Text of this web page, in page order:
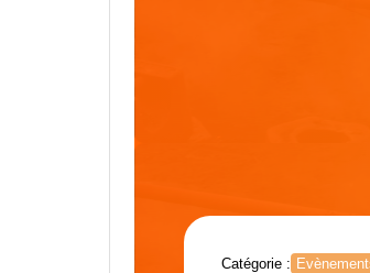
Catégorie :